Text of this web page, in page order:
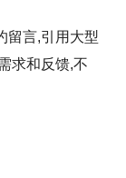
留言,引用大型
求和反馈,不